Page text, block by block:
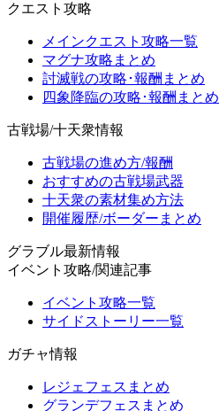
クエスト攻略
メインクエスト攻略一覧
マグナ攻略まとめ
討滅戦の攻略･報酬まとめ
四象降臨の攻略･報酬まとめ
古戦場/十天衆情報
古戦場の進め方/報酬
おすすめの古戦場武器
十天衆の素材集め方法
開催履歴/ボーダーまとめ
グラブル最新情報
イベント攻略/関連記事
イベント攻略一覧
サイドストーリー一覧
ガチャ情報
レジェフェスまとめ
グランデフェスまとめ